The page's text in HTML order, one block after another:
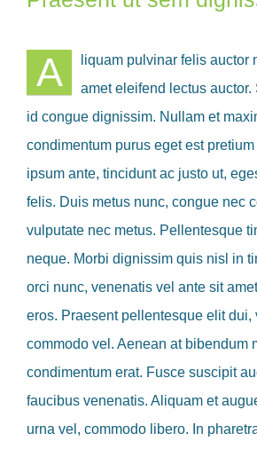
A
liquam pulvinar felis auctor
amet eleifend lectus
id congue dignissim. Nullam et
condimentum purus eget est
ipsum ante, tincidunt ac justo ut,
felis. Duis metus nunc, congue nec
vulputate nec metus. Pellentesque
neque. Morbi dignissim quis nisl in
orci nunc, venenatis vel ante sit
eros. Praesent pellentesque elit dui,
commodo vel. Aenean at bibendum
condimentum erat. Fusce suscipit
faucibus venenatis. Aliquam et
urna vel, commodo libero. In